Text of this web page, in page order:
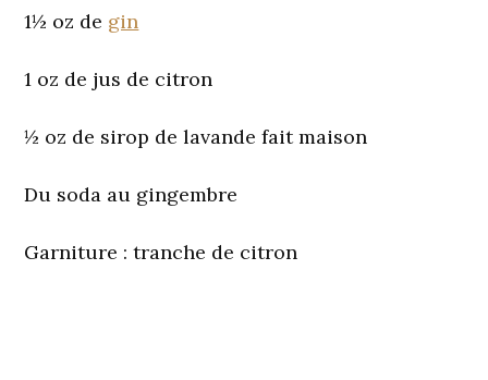
1½ oz de gin
1 oz de jus de citron
½ oz de sirop de lavande fait maison
Du soda au gingembre
Garniture : tranche de citron